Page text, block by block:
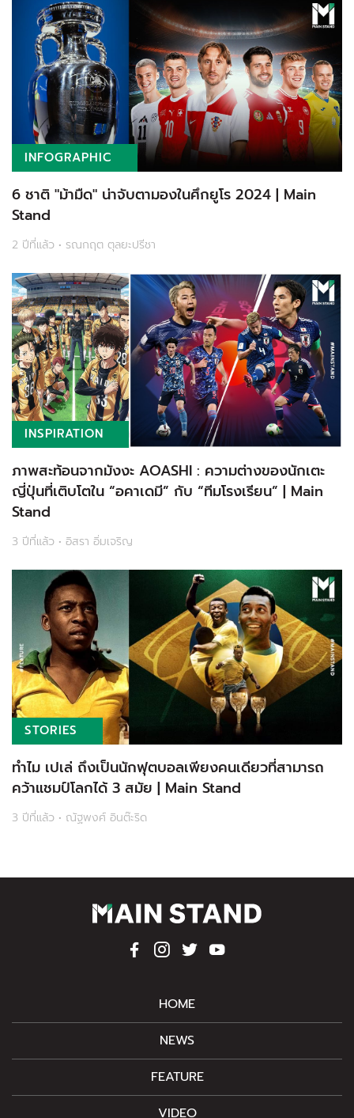
INFOGRAPHIC
6 ชาติ "ม้ามืด" น่าจับตามองในศึกยูโร 2024 | Main
Stand
2 ปีที่แล้ว • รณกฤต ตุลยะปรีชา
INSPIRATION
ภาพสะท้อนจากมังงะ AOASHI : ความต่างของนักเตะ
ญี่ปุ่นที่เติบโตใน “อคาเดมี” กับ “ทีมโรงเรียน” | Main
Stand
3 ปีที่แล้ว • อิสรา อิ่มเจริญ
STORIES
ทำไม เปเล่ ถึงเป็นนักฟุตบอลเพียงคนเดียวที่สามารถ
คว้าแชมป์โลกได้ 3 สมัย | Main Stand
3 ปีที่แล้ว • ณัฐพงศ์ อินต๊ะริด
HOME
NEWS
FEATURE
VIDEO